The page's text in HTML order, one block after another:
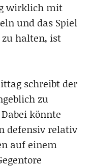
wirklich mit
und das Spiel
halten, ist
schreibt der
zu
könnte
defensiv relativ
auf einem